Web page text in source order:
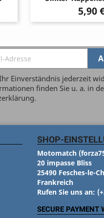
Preis
5,90
Einverständnis jederzeit
finden Sie u. a. in
SHOP-
Motomatch
20 impasse Bliss
25490 Fesches-le-
Frankreich
Rufen Sie uns an:
SECURE PAYMENT